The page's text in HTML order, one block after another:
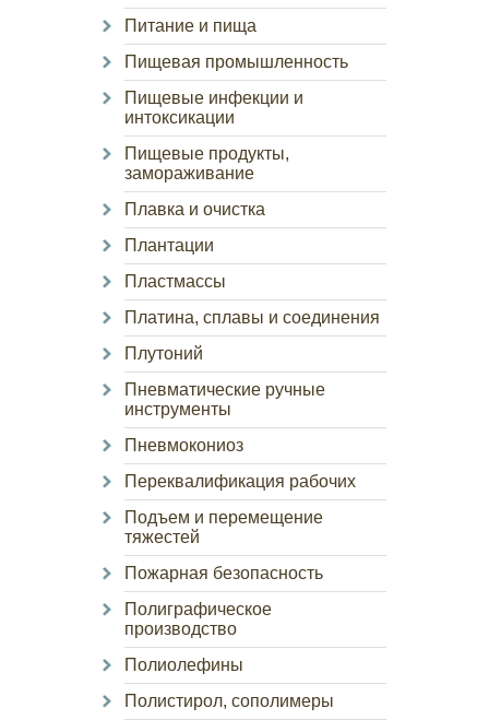
Питание и пища
Пищевая промышленность
Пищевые инфекции и
интоксикации
Пищевые продукты,
замораживание
Плавка и очистка
Плантации
Пластмассы
Платина, сплавы и соединения
Плутоний
Пневматические ручные
инструменты
Пневмокониоз
Переквалификация рабочих
Подъем и перемещение
тяжестей
Пожарная безопасность
Полиграфическое
производство
Полиолефины
Полистирол, сополимеры